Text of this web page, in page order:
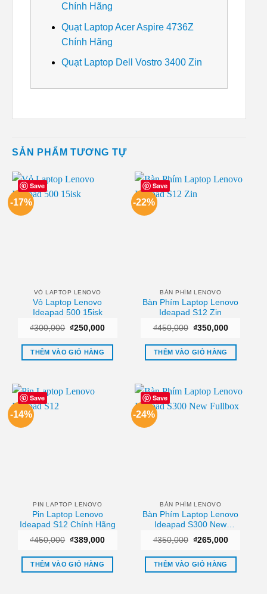
Chính Hãng
Quạt Laptop Acer Aspire 4736Z
Chính Hãng
Quạt Laptop Dell Vostro 3400 Zin
SẢN PHẨM TƯƠNG TỰ
Save
-17%
VỎ LAPTOP LENOVO
Vỏ Laptop Lenovo
Ideapad 500 15isk
₫300,000 Giá
là:
₫300,000.
₫250,000Giá
tại
₫250,000.
THÊM VÀO GIỎ HÀNG
Save
-22%
BÀN PHÍM LENOVO
Bàn Phím Laptop Lenovo
Ideapad S12 Zin
₫450,000 Giá
là:
₫450,000.
₫350,000Giá
tại
₫350,000.
THÊM VÀO GIỎ HÀNG
Save
-14%
PIN LAPTOP LENOVO
Pin Laptop Lenovo
Ideapad S12 Chính Hãng
₫450,000 Giá
là:
₫450,000.
₫389,000Giá
tại
₫389,000.
THÊM VÀO GIỎ HÀNG
Save
-24%
BÀN PHÍM LENOVO
Bàn Phím Laptop Lenovo
Ideapad S300 New
₫350,000 Giá
là:
₫350,000.
₫265,000Giá
tại
₫265,000.
THÊM VÀO GIỎ HÀNG